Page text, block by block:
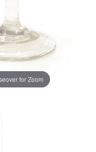
for Zoom